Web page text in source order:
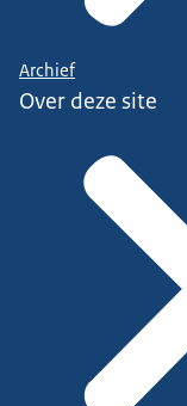
Archief
Over deze site